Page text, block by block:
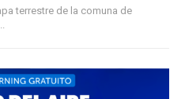
terrestre de la comuna de